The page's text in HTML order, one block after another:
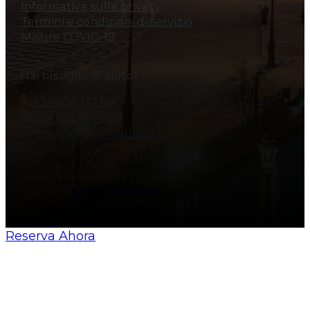
Informativa sulla privacy
Termini e condizioni di servizio
Misure COVID-19
Reserva Ahora